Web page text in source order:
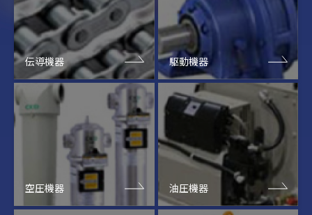
伝導機器 駆動機器
空圧機器 油圧機器